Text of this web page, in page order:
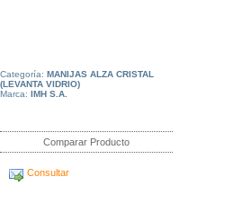
Categoría: MANIJAS ALZA CRISTAL
(LEVANTA VIDRIO)
Marca: IMH S.A.
Comparar Producto
Consultar